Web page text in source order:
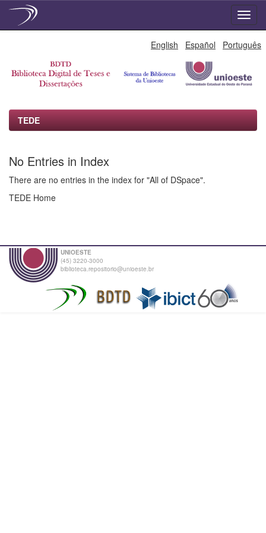
English Español Português
TEDE
No Entries in Index
There are no entries in the index for "All of DSpace".
TEDE Home
UNIOESTE
(45) 3220-3000
biblioteca.repositorio@unioeste.br